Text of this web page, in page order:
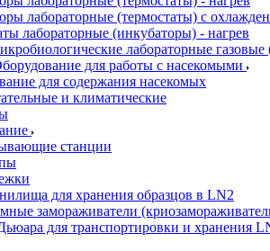
лабораторные (термостаты) с
лабораторные (инкубаторы) - нагрев
лабораторные газовые
для работы с насекомыми
для содержания насекомых
и климатические
станции
для хранения образцов в LN2
замораживатели
для транспортировки и хранения